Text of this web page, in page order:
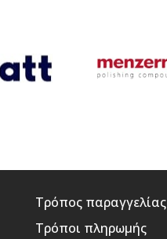
Τρόπος παραγγελίας
Τρόποι πληρωμής